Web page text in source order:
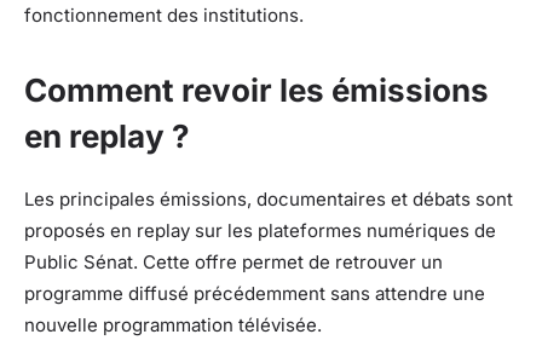
fonctionnement des institutions.
Comment revoir les émissions
en replay ?
Les principales émissions, documentaires et débats sont
proposés en replay sur les plateformes numériques de
Public Sénat. Cette offre permet de retrouver un
programme diffusé précédemment sans attendre une
nouvelle programmation télévisée.